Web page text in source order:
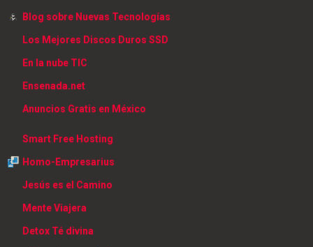
Blog sobre Nuevas Tecnologías
Los Mejores Discos Duros SSD
En la nube TIC
Ensenada.net
Anuncios Gratis en México
Smart Free Hosting
Homo-Empresarius
Jesús es el Camino
Mente Viajera
Detox Té divina